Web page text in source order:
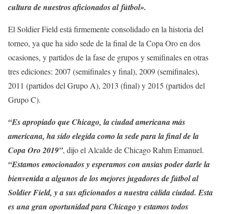
cultura de nuestros aficionados al fútbol».
El Soldier Field está firmemente consolidado en la historia del
torneo, ya que ha sido sede de la final de la Copa Oro en dos
ocasiones, y partidos de la fase de grupos y semifinales en otras
tres ediciones: 2007 (semifinales y final), 2009 (semifinales),
2011 (partidos del Grupo A), 2013 (final) y 2015 (partidos del
Grupo C).
“Es apropiado que Chicago, la ciudad americana más
americana, ha sido elegida como la sede para la final de la
Copa Oro 2019”, dijo el Alcalde de Chicago Rahm Emanuel.
“Estamos emocionados y esperamos con ansias poder darle la
bienvenida a algunos de los mejores jugadores de fútbol al
Soldier Field, y a sus aficionados a nuestra cálida ciudad. Esta
es una gran oportunidad para Chicago y estamos todos